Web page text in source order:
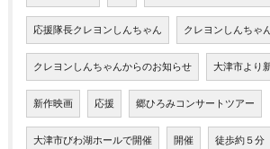
応援隊長クレヨンしんちゃん クレヨンしんちゃ
クレヨンしんちゃんからのお知らせ 大津市より
新作映画 応援 郷ひろみコンサートツアー
大津市びわ湖ホールで開催 開催 徒歩約５分